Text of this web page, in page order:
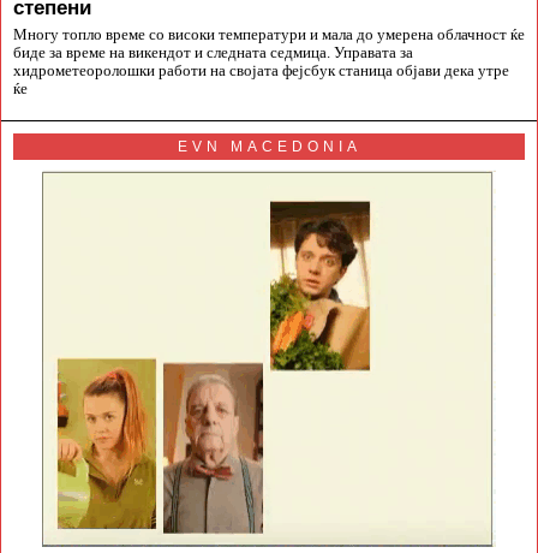
степени
Многу топло време со високи температури и мала до умерена облачност ќе
биде за време на викендот и следната седмица. Управата за
хидрометеоролошки работи на својата фејсбук станица објави дека утре
ќе
EVN MACEDONIA